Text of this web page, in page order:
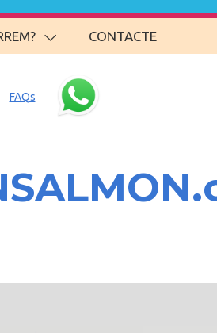
CONTACTE
FAQs